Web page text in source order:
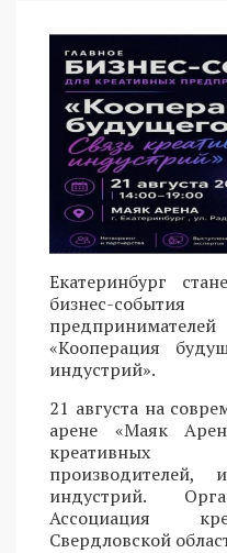
Екатеринбург
бизнес-
«Кооперация
индустрий».
21 августа на
арене «Маяк
креативных
производителей,
индустрий.
Ассоциация
Свердловской